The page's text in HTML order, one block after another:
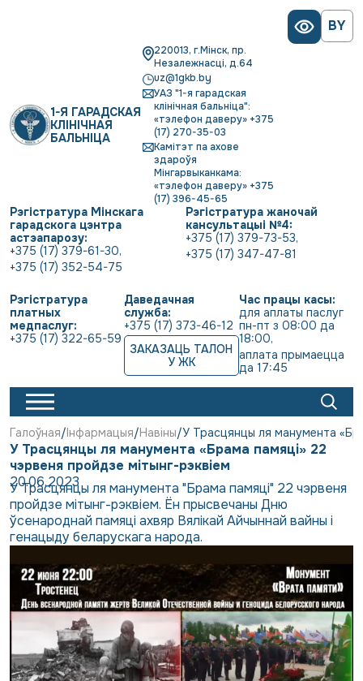
BY
1-Я ГАРАДСКАЯ
КЛІНІЧНАЯ
БАЛЬНІЦА
220013, г.Мінск, пр.
Незалежнасці, д.64
uz@1gkb.by
УАЗ "1-я гарадская
клінічная бальніца":
«тэлефон даверу» +375
(17) 270-35-03
Камітэт па ахове
здароўя
Мінгарвыканкама:
«тэлефон даверу» +375
(17) 396-45-65
Рэгістратура Мінскага
гарадскога цэнтра
астэапарозу:
+375 (17) 379-61-30,
+375 (17) 352-54-75
Рэгістратура жаночай
кансультацыі №4:
+375 (17) 379-73-53,
+375 (17) 347-47-81
Рэгістратура
платных
медпаслуг:
+375 (17) 322-65-59
Даведачная
служба:
+375 (17) 373-46-12
ЗАКАЗАЦЬ ТАЛОН
У ЖК
Час працы касы:
для аплаты паслуг
пн-пт з 08:00 да
18:00,
аплата прымаецца
да 17:45
Галоўная Інфармацыя Навіны У Трасцянцы ля манумента
У Трасцянцы ля манумента «Брама памяці» 22
чэрвеня пройдзе мітынг-рэквіем
20.06.2023
У Трасцянцы ля манумента "Брама памяці" 22 чэрвеня
пройдзе мітынг-рэквіем. Ён прысвечаны Дню
ўсенароднай памяці ахвяр Вялікай Айчыннай вайны і
генацыду беларускага народа.